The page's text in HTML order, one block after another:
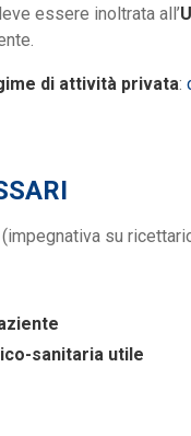
essere inoltrata all’
di attività privata:
(impegnativa su
sanitaria utile